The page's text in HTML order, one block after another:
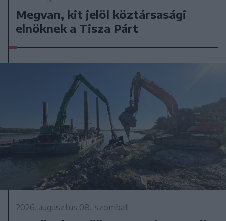
Megvan, kit jelöl köztársasági
elnöknek a Tisza Párt
2026. augusztus 08., szombat